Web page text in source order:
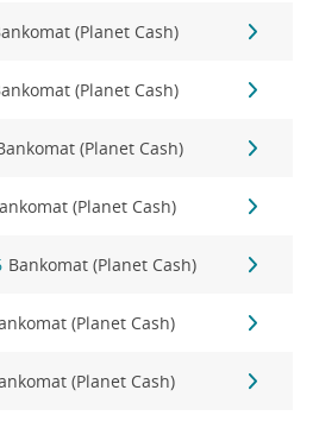
(Planet Cash)
(Planet Cash)
(Planet Cash)
(Planet Cash)
Bankomat (Planet Cash)
(Planet Cash)
(Planet Cash)